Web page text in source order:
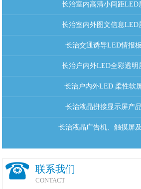
长治室内高清小间距LED
长治室内外图文信息LED
长治交通诱导LED情报
长治户内外LED全彩透明
长治户内外LED 柔性软
长治液晶拼接显示屏产
长治液晶广告机、触摸屏
联系我们
CONTACT